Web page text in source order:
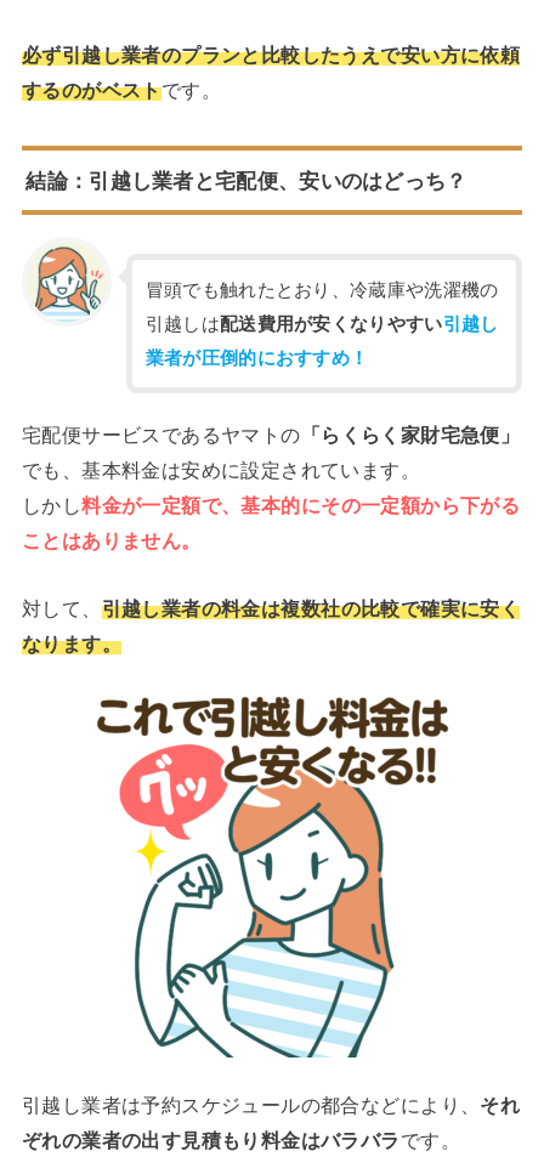
必ず引越し業者のプランと比較したうえで安い方に依頼
するのがベストです。
結論：引越し業者と宅配便、安いのはどっち？
冒頭でも触れたとおり、冷蔵庫や洗濯機の
引越しは配送費用が安くなりやすい引越し
業者が圧倒的におすすめ！
宅配便サービスであるヤマトの 「らくらく家財宅急便」
でも、基本料金は安めに設定されています。
しかし料金が一定額で、基本的にその一定額から下がる
ことはありません。
対して、 引越し業者の料金は複数社の比較で確実に安く
なります。
引越し業者は予約スケジュールの都合などにより、 それ
ぞれの業者の出す見積もり料金はバラバラ です。